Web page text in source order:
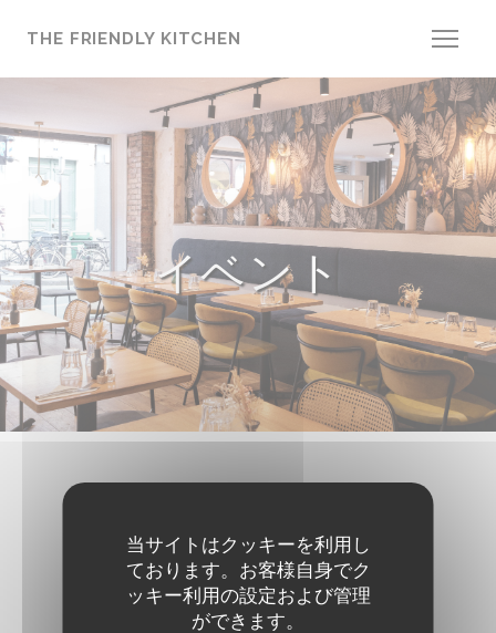
当サイトはクッキーを利用し
ております。お客様自身でク
ッキー利用の設定および管理
ができます。
THE FRIENDLY KITCHEN
イベント